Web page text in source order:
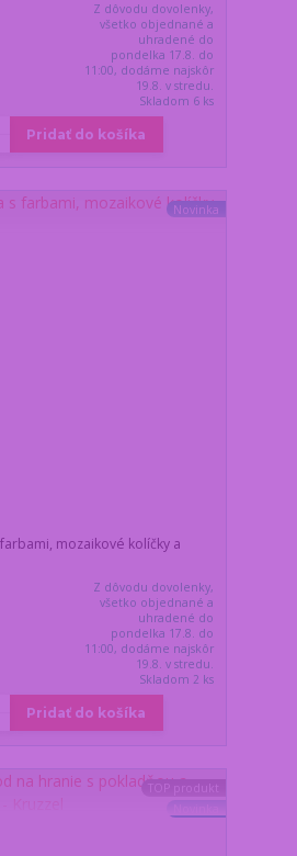
Z dôvodu dovolenky,
všetko objednané a
uhradené do
pondelka 17.8. do
11:00, dodáme najskôr
19.8. v stredu.
Skladom 6 ks
Pridať do košíka
Novinka
mozaikové kolíčky a
Z dôvodu dovolenky,
všetko objednané a
uhradené do
pondelka 17.8. do
11:00, dodáme najskôr
19.8. v stredu.
Skladom 2 ks
Pridať do košíka
TOP produkt